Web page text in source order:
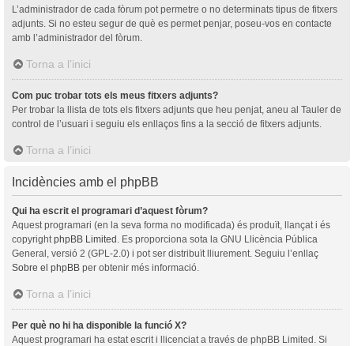
L’administrador de cada fòrum pot permetre o no determinats tipus de fitxers
adjunts. Si no esteu segur de què es permet penjar, poseu-vos en contacte
amb l’administrador del fòrum.
Torna a l’inici
Com puc trobar tots els meus fitxers adjunts?
Per trobar la llista de tots els fitxers adjunts que heu penjat, aneu al Tauler de
control de l’usuari i seguiu els enllaços fins a la secció de fitxers adjunts.
Torna a l’inici
Incidències amb el phpBB
Qui ha escrit el programari d’aquest fòrum?
Aquest programari (en la seva forma no modificada) és produït, llançat i és
copyright phpBB Limited . Es proporciona sota la GNU Llicència Pública
General, versió 2 (GPL-2.0) i pot ser distribuït lliurement. Seguiu l’enllaç
Sobre el phpBB per obtenir més informació.
Torna a l’inici
Per què no hi ha disponible la funció X?
Aquest programari ha estat escrit i llicenciat a través de phpBB Limited. Si